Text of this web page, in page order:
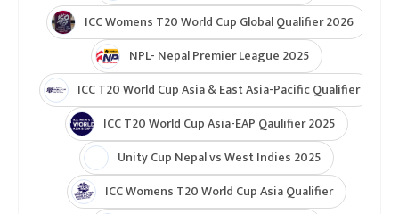
ICC Womens T20 World Cup Global Qualifier 2026
NPL- Nepal Premier League 2025
ICC T20 World Cup Asia & East Asia-Pacific Qualifier
ICC T20 World Cup Asia-EAP Qaulifier 2025
Unity Cup Nepal vs West Indies 2025
ICC Womens T20 World Cup Asia Qualifier